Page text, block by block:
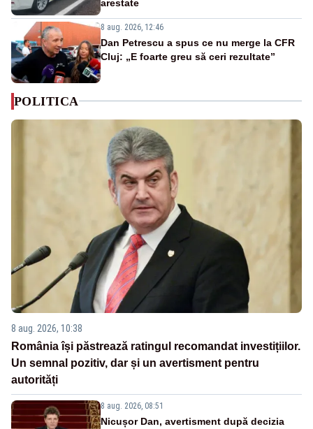
arestate
8 aug. 2026, 12:46
Dan Petrescu a spus ce nu merge la CFR
Cluj: „E foarte greu să ceri rezultate”
POLITICA
8 aug. 2026, 10:38
România își păstrează ratingul recomandat investițiilor.
Un semnal pozitiv, dar și un avertisment pentru
autorități
8 aug. 2026, 08:51
Nicușor Dan, avertisment după decizia